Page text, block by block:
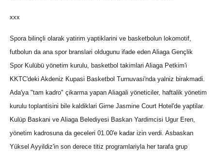
xxx
Spora bilinçli olarak yatirim yaptiklarini ve basketbolun lokomotif,
futbolun da ana spor branslari oldugunu ifade eden Aliaga Gençlik
Spor Kulübü yönetim kurulu, basketbol takimlari Aliaga Petkim'i
KKTC'deki Akdeniz Kupasi Basketbol Turnuvasi'nda yalniz birakmadi.
Ada'ya "tam kadro" çikarma yapan Aliagali yöneticiler, haftalik yönetim
kurulu toplantisini bile kaldiklari Girne Jasmine Court Hotel'de yaptilar.
Kulüp Baskani ve Aliaga Belediyesi Baskan Yardimcisi Ugur Eren,
yönetim kadrosuna da geceleri 01.00'e kadar izin verdi. Asbaskan
Yüksel Ayyildiz'in son derece titiz programlariyla her tarafa grup